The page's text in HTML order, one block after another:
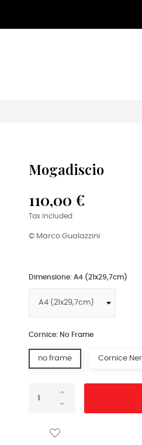
Mogadiscio
110,00 €
Tax included
© Marco Gualazzini
Dimensione: A4 (21x29,7cm)
Cornice: No Frame
no frame Cornice